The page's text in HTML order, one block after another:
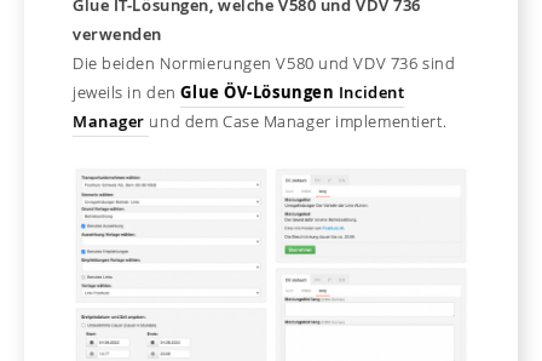
Glue IT-Lösungen, welche V580 und VDV 736
verwenden
Die beiden Normierungen V580 und VDV 736 sind
jeweils in denGlue ÖV-Lösungen Incident
Manager und dem Case Manager implementiert.